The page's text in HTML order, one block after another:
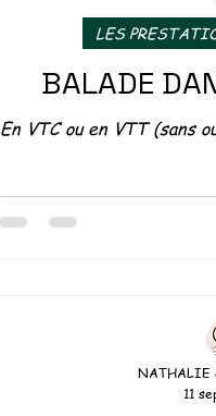
BALADE
En VTC ou en VTT (sans
LES
NATHALIE
11